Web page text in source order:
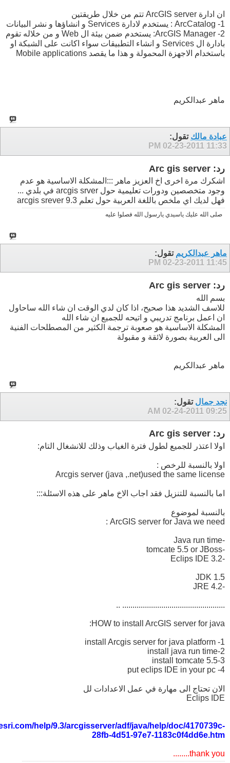
ان ادارة ArcGIS server تتم من خلال طريقتين
1- ArcCatalog : يستخدم لادارة Services و انشاؤها و نشر البيانات
2- ArcGIS Manager: يستخدم ضمن بيئة ال Web و من خلاله تقوم
بادارة ال Services و انشاء التطبيقات سواء اكانت على الشبكة او
باستخدام الاجهزة المحمولة و هذا ما يقصد Mobile applications
ماهر عبدالكريم
عبادة مالك تقول:
02-23-2011 11:33 PM
رد: Arc gis server
اشكرك مرة اخرى اخ العزيز ماهر :::المشكلة الاساسية هو عدم
وجود متخصصين ودورات تعليمية حول arcgis srver في بلدي ...
فهل لديك اي ملخص باللغة العربية حول تعلم arcgis srever 9.3
صلى الله عليك ياسيدي يارسول الله فصلوا عليه
ماهر عبدالكريم تقول:
02-23-2011 11:45 PM
رد: Arc gis server
بسم الله
للاسف الشديد هذا صحيح، اذا كان لدي الوقت ان شاء الله ساحاول
ان اعمل برنامج تدريبي و اتيحه للجميع ان شاء الله
المشكلة الاساسية هو صعوبة ترجمة الكثير من المصطلحات الفنية
الى العربية بصورة لائقة و مقبولة
ماهر عبدالكريم
نجد جمال تقول:
02-24-2011 09:25 AM
رد: Arc gis server
اولا اعتذر للجميع لطول فترة الغياب وذلك للانشغال التام:
اولا بالنسبة للرخص :
Arcgis server (java ,.net)used the same license
اما بالنسبة للتنزيل فقد اجاب الاخ ماهر على هذه الاسئلة:::
بالنسبة لموضوع
ArcGIS server for Java we need :
-Java run time
-tomcate 5.5 or JBoss
-Eclips IDE 3.2
JDK 1.5
-JRE 4.2
.................................................. ..
HOW to install ArcGIS server for java:
1- install Arcgis server for java platform
2-install java run time
3-install tomcate 5.5
4- put eclips IDE in your pc
الان تحتاج الى مهارة في عمل الاعدادات لل
Eclips IDE
help/9.3/arcgisserver/adf/java/help/doc/4170739c-
28fb-4d51-97e7-1183c0f4dd6e.htm
thank you........